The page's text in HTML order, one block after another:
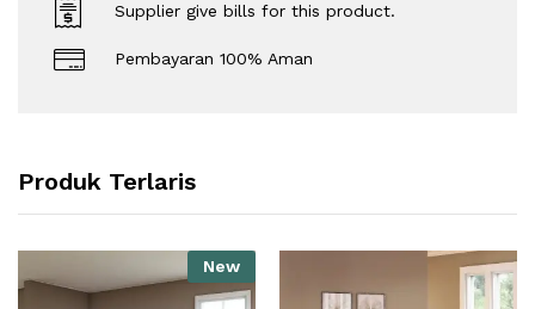
Supplier give bills for this product.
Pembayaran 100% Aman
Produk Terlaris
New